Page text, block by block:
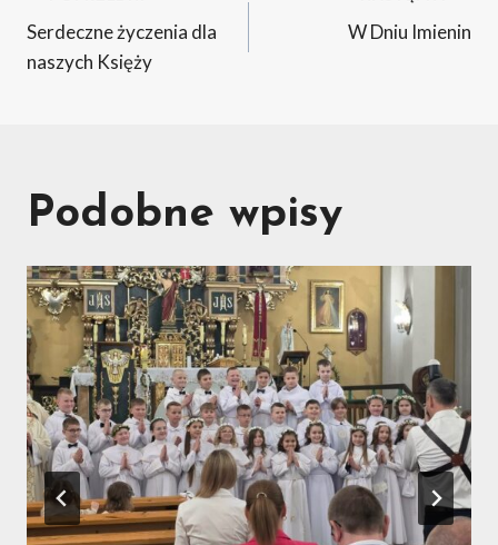
wpisu
Serdeczne życzenia dla
naszych Księży
W Dniu Imienin
Podobne wpisy